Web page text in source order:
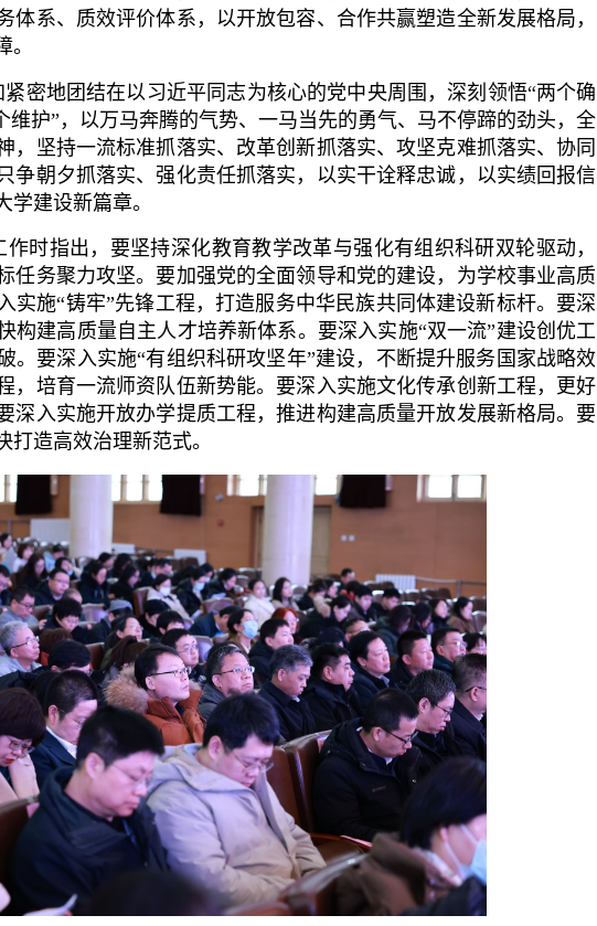
体系、质效评价体系，以开放包容、合作共赢塑造全新发展格局，
密地团结在以习近平同志为核心的党中央周围，深刻领悟“两个确
维护”，以万马奔腾的气势、一马当先的勇气、马不停蹄的劲头，全
，坚持一流标准抓落实、改革创新抓落实、攻坚克难抓落实、协同
争朝夕抓落实、强化责任抓落实，以实干诠释忠诚，以实绩回报信
建设新篇章。
时指出，要坚持深化教育教学改革与强化有组织科研双轮驱动，
任务聚力攻坚。要加强党的全面领导和党的建设，为学校事业高质
实施“铸牢”先锋工程，打造服务中华民族共同体建设新标杆。要深
构建高质量自主人才培养新体系。要深入实施“双一流”建设创优工
。要深入实施“有组织科研攻坚年”建设，不断提升服务国家战略效
，培育一流师资队伍新势能。要深入实施文化传承创新工程，更好
深入实施开放办学提质工程，推进构建高质量开放发展新格局。要
造高效治理新范式。